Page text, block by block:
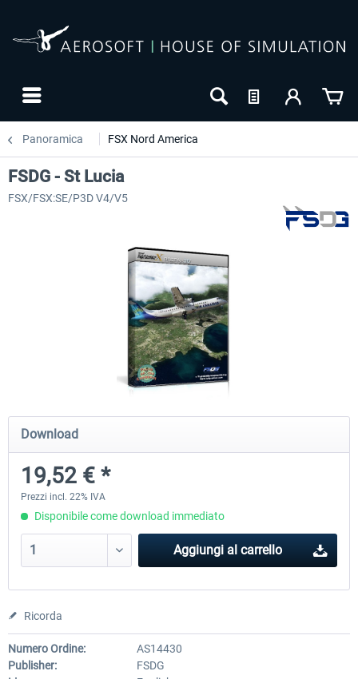
Panoramica FSX Nord America
Airports of Mexico City & Central
28,65 € *
US Cities X - Chicago
FSDG - St Lucia
FSX/FSX:SE/P3D V4/V5
Download
19,52 € *
Prezzi incl. 22% IVA
Disponibile come download immediato
Aggiungi al carrello
Ricorda
Numero Ordine:
AS14430
Publisher:
FSDG